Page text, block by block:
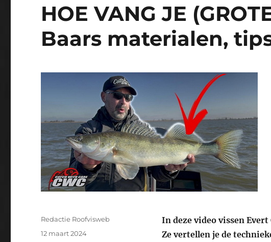
HOE VANG JE
Baars materialen,
In deze video vissen Evert
Ze vertellen je de
Auteur
Redactie Roofvisweb
Geplaatst
12 maart 2024